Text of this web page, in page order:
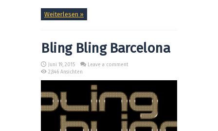
Weiterlesen »
Bling Bling Barcelona
Juni 19, 2015
Leave a comment
2,846 Ansichten